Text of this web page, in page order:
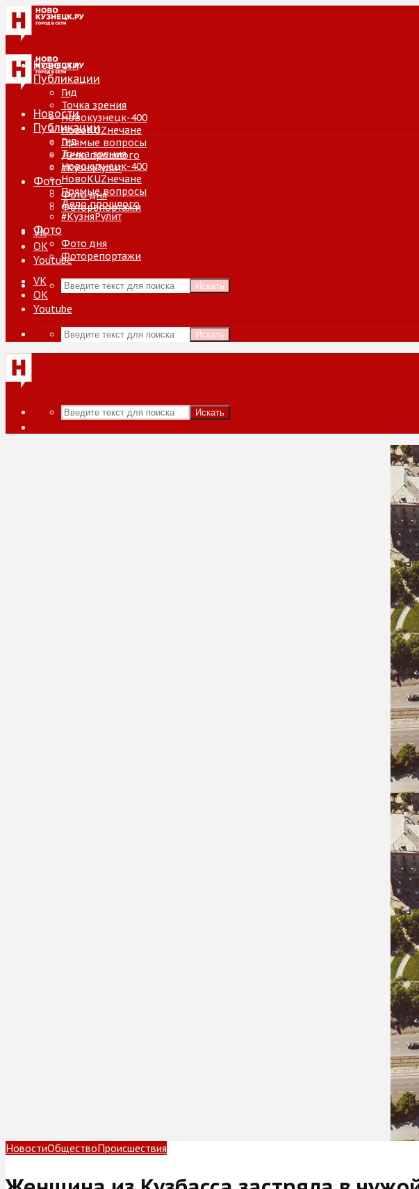
Новости
Публикации
Гид
Точка зрения
Новокузнецк-400
НовоKUZнечане
Прямые вопросы
Дело прошлого
#КузняРулит
Фото
Фото дня
Фоторепортажи
VK
ОК
Youtube
Искать
Новости
Публикации
Гид
Точка зрения
Новокузнецк-400
НовоKUZнечане
Прямые вопросы
Дело прошлого
#КузняРулит
Фото
Фото дня
Фоторепортажи
VK
ОК
Youtube
Искать
Искать
НовостиОбществоПроисшествия